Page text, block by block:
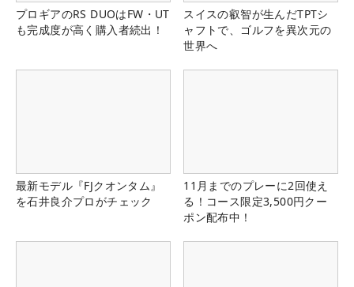
プロギアのRS DUOはFW・UT
も完成度が高く購入者続出！
スイスの叡智が生んだTPTシ
ャフトで、ゴルフを異次元の
世界へ
最新モデル『FJクオンタム』
を石井良介プロがチェック
11月までのプレーに2回使え
る！コース限定3,500円クー
ポン配布中！